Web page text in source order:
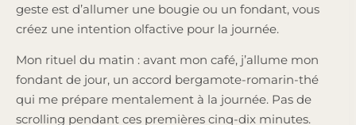
geste est d’allumer une bougie ou un fondant, vous
créez une intention olfactive pour la journée.
Mon rituel du matin : avant mon café, j’allume mon
fondant de jour, un accord bergamote-romarin-thé
qui me prépare mentalement à la journée. Pas de
scrolling pendant ces premières cinq-dix minutes.